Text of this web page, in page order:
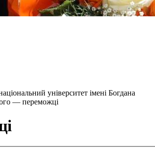
університет імені Богдана
— переможці